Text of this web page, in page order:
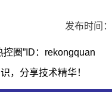
发布时间
控圈”ID：rekongquan
，分享技术精华！